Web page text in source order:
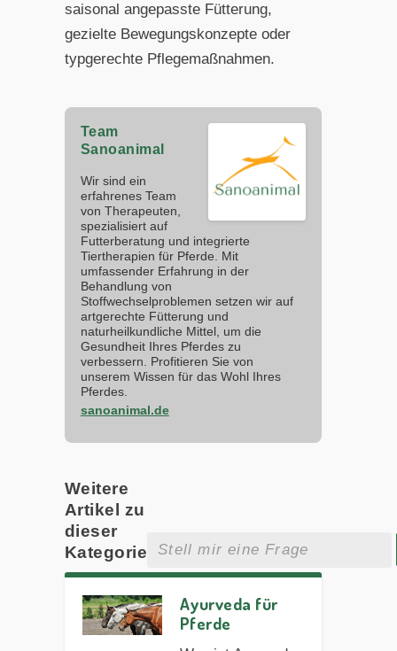
saisonal angepasste Fütterung,
gezielte Bewegungskonzepte oder
typgerechte Pflegemaßnahmen.
Team
Sanoanimal
Wir sind ein
erfahrenes Team
von Therapeuten,
spezialisiert auf
Futterberatung und integrierte
Tiertherapien für Pferde. Mit
umfassender Erfahrung in der
Behandlung von
Stoffwechselproblemen setzen wir auf
artgerechte Fütterung und
naturheilkundliche Mittel, um die
Gesundheit Ihres Pferdes zu
verbessern. Profitieren Sie von
unserem Wissen für das Wohl Ihres
Pferdes.
sanoanimal.de
Weitere
Artikel zu
dieser
Kategorie
Ayurveda für
Pferde